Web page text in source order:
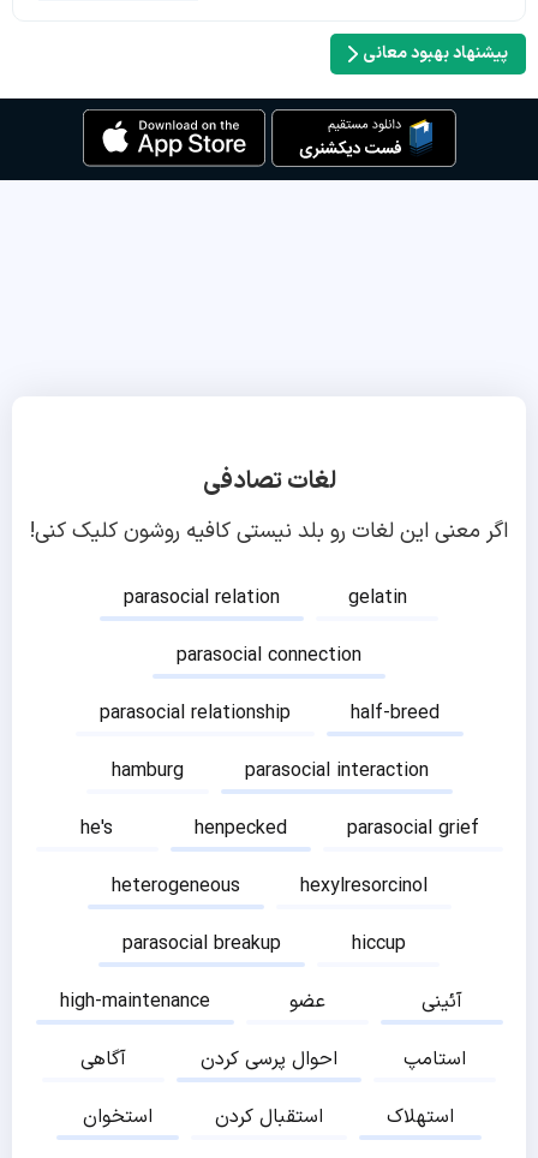
پیشنهاد بهبود معانی
لغات تصادفی
اگر معنی این لغات رو بلد نیستی کافیه روشون کلیک کنی!
parasocial relation
gelatin
parasocial connection
parasocial relationship
half-breed
hamburg
parasocial interaction
he's
henpecked
parasocial grief
heterogeneous
hexylresorcinol
parasocial breakup
hiccup
high-maintenance
عضو
آئینی
آگاهی
احوال پرسی کردن
استامپ
استخوان
استقبال کردن
استهلاک